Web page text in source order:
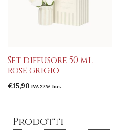
Set diffusore 50 ml
rose grigio
€15,90 IVA 22% Inc.
Prodotti